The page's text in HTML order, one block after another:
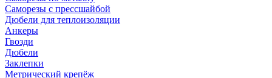
Саморезы с прессшайбой
Дюбели для теплоизоляции
Анкеры
Гвозди
Дюбели
Заклепки
Метрический крепёж